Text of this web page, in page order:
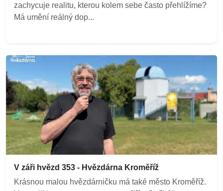
zachycuje realitu, kterou kolem sebe často přehlížíme?
Má umění reálný dop...
V záři hvězd 353 - Hvězdárna Kroměříž
Krásnou malou hvězdárničku má také město Kroměříž.